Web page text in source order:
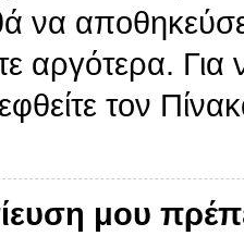
να
αργότερα.
τον
μου